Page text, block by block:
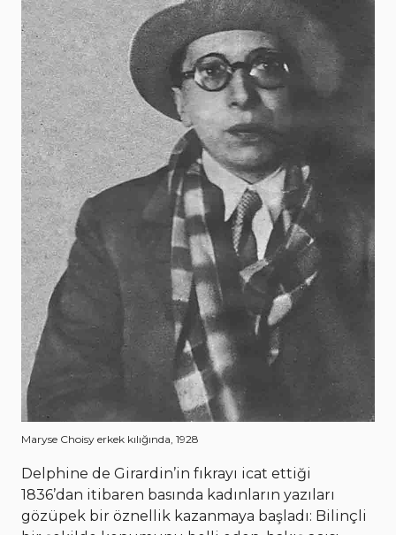
Maryse Choisy erkek kılığında, 1928
Delphine de Girardin’in fıkrayı icat ettiği
1836’dan itibaren basında kadınların yazıları
gözüpek bir öznellik kazanmaya başladı: Bilinçli